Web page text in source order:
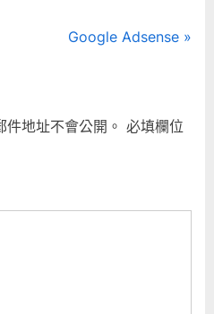
N
P
t
Google Adsense
地址不會公開。 必填欄位